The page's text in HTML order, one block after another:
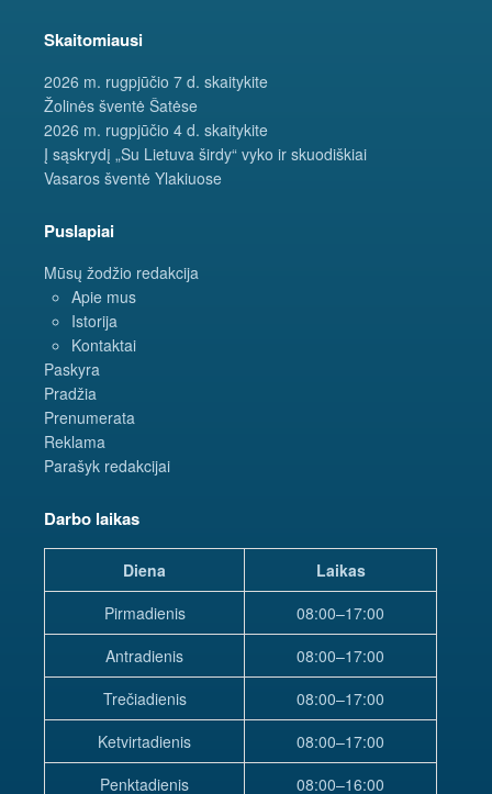
Skaitomiausi
2026 m. rugpjūčio 7 d. skaitykite
Žolinės šventė Šatėse
2026 m. rugpjūčio 4 d. skaitykite
Į sąskrydį „Su Lietuva širdy“ vyko ir skuodiškiai
Vasaros šventė Ylakiuose
Puslapiai
Mūsų žodžio redakcija
Apie mus
Istorija
Kontaktai
Paskyra
Pradžia
Prenumerata
Reklama
Parašyk redakcijai
Darbo laikas
Diena
Laikas
Pirmadienis
08:00–17:00
Antradienis
08:00–17:00
Trečiadienis
08:00–17:00
Ketvirtadienis
08:00–17:00
Penktadienis
08:00–16:00